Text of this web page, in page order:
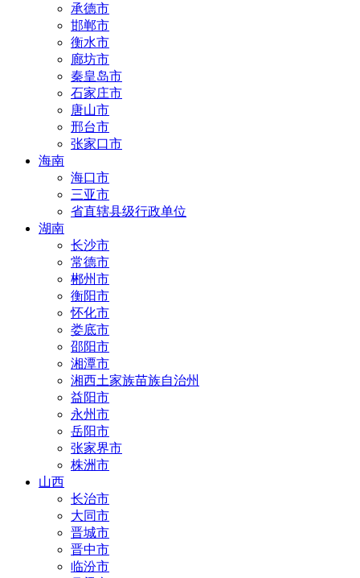
承德市
邯郸市
衡水市
廊坊市
秦皇岛市
石家庄市
唐山市
邢台市
张家口市
海南
海口市
三亚市
省直辖县级行政单位
湖南
长沙市
常德市
郴州市
衡阳市
怀化市
娄底市
邵阳市
湘潭市
湘西土家族苗族自治州
益阳市
永州市
岳阳市
张家界市
株洲市
山西
长治市
大同市
晋城市
晋中市
临汾市